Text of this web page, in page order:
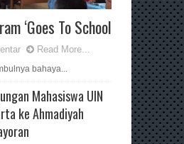
‘Goes To School
Read More...
bahaya...
Mahasiswa UIN
ke Ahmadiyah